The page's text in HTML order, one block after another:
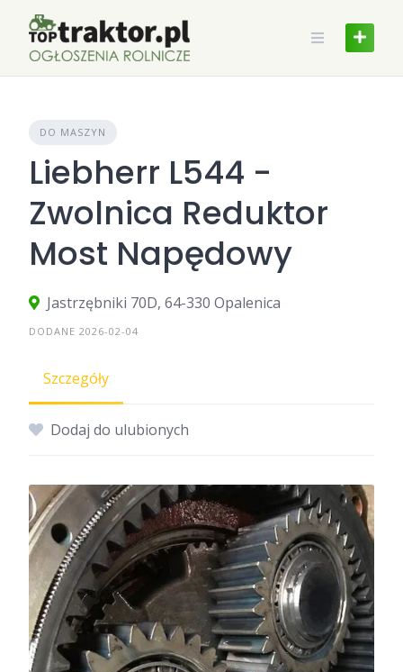
content
DO MASZYN
Liebherr L544 -
Zwolnica Reduktor
Most Napędowy
Jastrzębniki 70D, 64-330 Opalenica
DODANE 2026-02-04
Szczegóły
Dodaj do ulubionych